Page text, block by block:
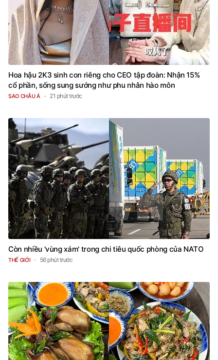
Hoa hậu 2K3 sinh con riêng cho CEO tập đoàn: Nhận 15%
cổ phần, sống sung sướng như phu nhân hào môn
SAO CHÂU Á 21 phút trước
Còn nhiều 'vùng xám' trong chi tiêu quốc phòng của NATO
THẾ GIỚI 56 phút trước